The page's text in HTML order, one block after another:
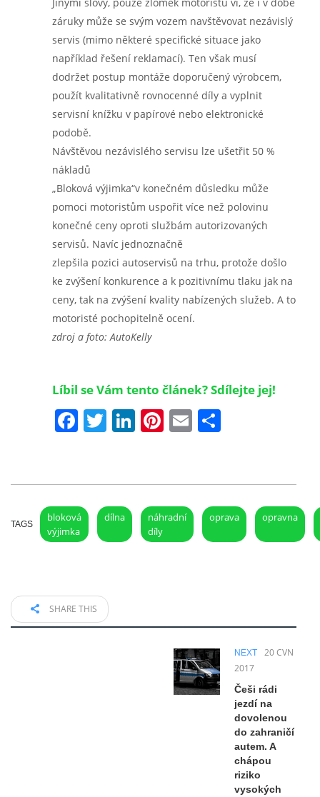
záruky může se svým vozem navštěvovat nezávislý
servis (mimo některé specifické situace jako
například řešení reklamací). Ten však musí
dodržet postup montáže doporučený výrobcem,
použít kvalitativně rovnocenné díly a vyplnit
servisní knížku v papírové nebo elektronické
podobě.
Návštěvou nezávislého servisu lze ušetřit 50 %
nákladů
„Bloková výjimka“v konečném důsledku může
pomoci motoristům uspořit více než polovinu
konečné ceny oproti službám autorizovaných
servisů. Navíc jednoznačně
zlepšila pozici autoservisů na trhu, protože došlo
ke zvýšení konkurence a k pozitivnímu tlaku jak na
ceny, tak na zvýšení kvality nabízených služeb. A to
motoristé pochopitelně ocení.
zdroj a foto: AutoKelly
Líbil se Vám tento článek? Sdílejte jej!
Facebook
Twitter
LinkedIn
Pinterest
Email
TAGS
bloková
výjimka
dílna
náhradní
díly
oprava opravna
SHARE THIS
NEXT
20 ČVN
2017
Češi rádi
jezdí na
dovolenou
do zahraničí
autem. A
chápou
riziko
vysokých